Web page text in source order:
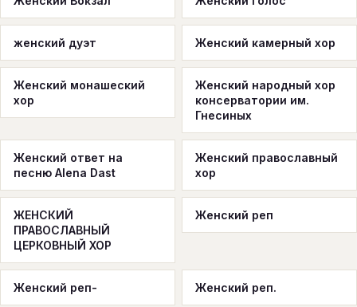
женский дуэт Женский камерный хор
Женский монашеский
хор
Женский народный хор
консерватории им.
Гнесиных
Женский ответ на
песню Alena Dast
Женский православный
хор
ЖЕНСКИЙ
ПРАВОСЛАВНЫЙ
ЦЕРКОВНЫЙ ХОР
Женский реп
Женский реп- Женский реп.